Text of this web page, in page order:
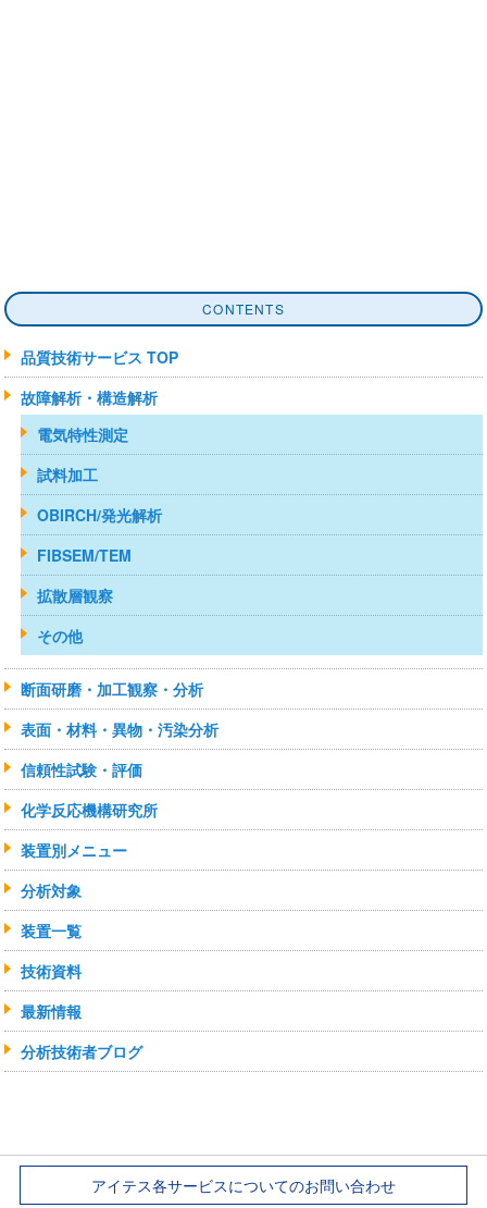
CONTENTS
品質技術サービス TOP
故障解析・構造解析
電気特性測定
試料加工
OBIRCH/発光解析
FIBSEM/TEM
拡散層観察
その他
断面研磨・加工観察・分析
表面・材料・異物・汚染分析
信頼性試験・評価
化学反応機構研究所
装置別メニュー
分析対象
装置一覧
技術資料
最新情報
分析技術者ブログ
アイテス各サービスについてのお問い合わせ